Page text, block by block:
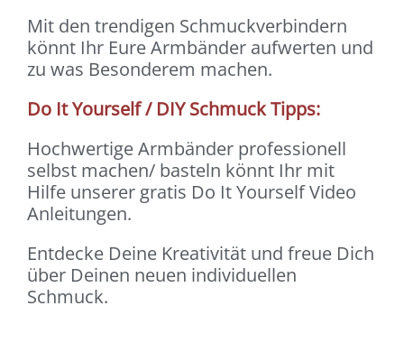
Mit den trendigen Schmuckverbindern
könnt Ihr Eure Armbänder aufwerten und
zu was Besonderem machen.
Do It Yourself / DIY Schmuck Tipps:
Hochwertige Armbänder professionell
selbst machen/ basteln könnt Ihr mit
Hilfe unserer gratis Do It Yourself Video
Anleitungen.
Entdecke Deine Kreativität und freue Dich
über Deinen neuen individuellen
Schmuck.